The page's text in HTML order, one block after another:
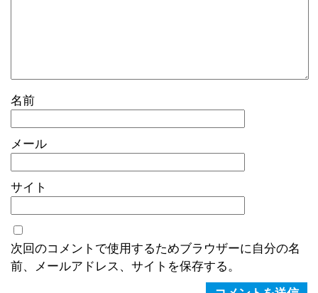
名前
メール
サイト
次回のコメントで使用するためブラウザーに自分の名
前、メールアドレス、サイトを保存する。